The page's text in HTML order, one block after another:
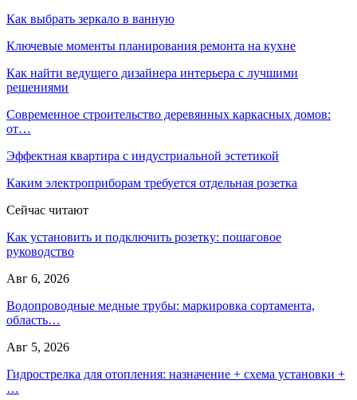
Как выбрать зеркало в ванную
Ключевые моменты планирования ремонта на кухне
Как найти ведущего дизайнера интерьера с лучшими
решениями
Современное строительство деревянных каркасных домов:
от…
Эффектная квартира с индустриальной эстетикой
Каким электроприборам требуется отдельная розетка
Сейчас читают
Как установить и подключить розетку: пошаговое
руководство
Авг 6, 2026
Водопроводные медные трубы: маркировка сортамента,
область…
Авг 5, 2026
Гидрострелка для отопления: назначение + схема установки +
…